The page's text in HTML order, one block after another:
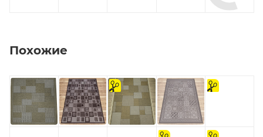
Похожие
на
отрез
на
отрез
на
на